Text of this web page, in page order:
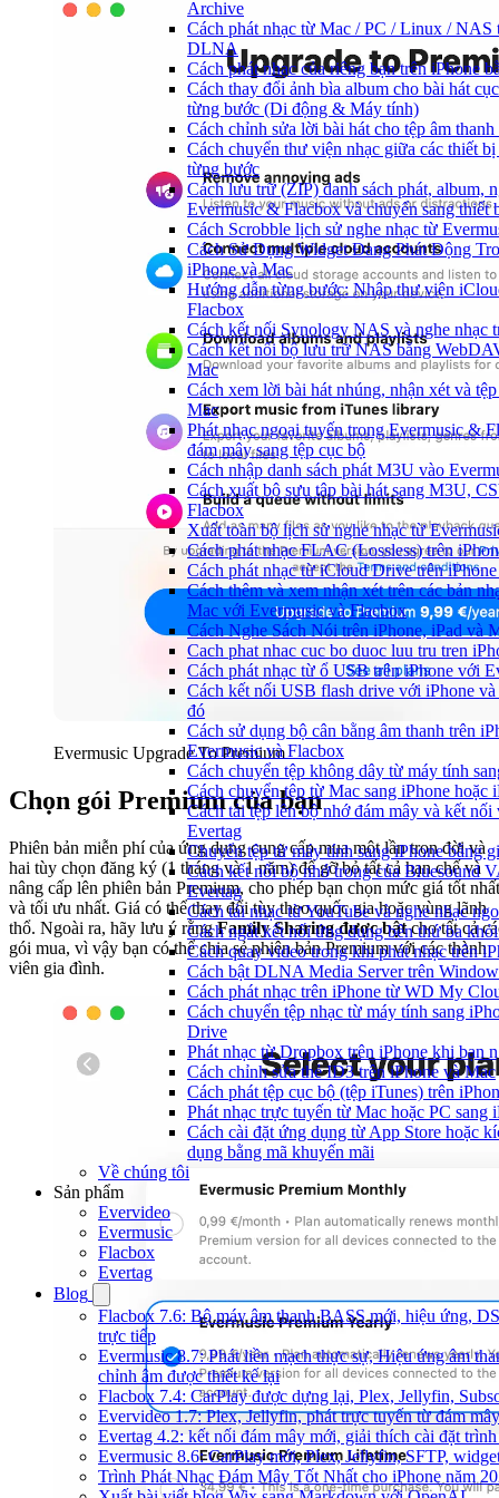
Archive
Cách phát nhạc từ Mac / PC / Linux / NAS
DLNA
Cách phát nhạc của riêng bạn trên iPhone
Cách thay đổi ảnh bìa album cho bài hát
từng bước (Di động & Máy tính)
Cách chỉnh sửa lời bài hát cho tệp âm
Cách chuyển thư viện nhạc giữa các thiết
từng bước
Cách lưu trữ (ZIP) danh sách phát, album,
Evermusic & Flacbox và chuyển sang thiết
Cách Scrobble lịch sử nghe nhạc từ
Cách Sử Dụng Widget Đang Phát Động
iPhone và Mac
Hướng dẫn từng bước: Nhập thư viện
Flacbox
Cách kết nối Synology NAS và nghe nhạc
Cách kết nối bộ lưu trữ NAS bằng
Mac
Cách xem lời bài hát nhúng, nhận xét và
Mac
Phát nhạc ngoại tuyến trong Evermusic &
đám mây sang tệp cục bộ
Cách nhập danh sách phát M3U vào
Cách xuất bộ sưu tập bài hát sang M3U,
Flacbox
Xuất toàn bộ lịch sử nghe nhạc từ
Cách phát nhạc FLAC (Lossless) trên
Cách phát nhạc từ iCloud Drive trên
Cách thêm và xem nhận xét trên các bản
Mac với Evermusic và Flacbox
Cách Nghe Sách Nói trên iPhone, iPad và
Cach phat nhac cuc bo duoc luu tru tren
Cách phát nhạc từ ổ USB trên iPhone với
Cách kết nối USB flash drive với iPhone
đó
Cách sử dụng bộ cân bằng âm thanh trên
Evermusic và Flacbox
Cách chuyển tệp không dây từ máy tính
Cách chuyển tệp từ Mac sang iPhone hoặc
Cách tải tệp lên bộ nhớ đám mây và kết
Evertag
Chuyển tệp từ máy tính sang iPhone bằng
Cách kết nối bộ nhớ trong của Bluesound
Evertag
Cách tải nhạc từ YouTube và nghe nhạc
Cách ngắt kết nối ứng dụng bên thứ ba
Cách quay video trong khi phát nhạc trên
Cách bật DLNA Media Server trên
Cách phát nhạc trên iPhone từ WD My
Cách chuyển tệp nhạc từ máy tính sang
Drive
Phát nhạc từ Dropbox trên iPhone khi bạn
Cách chỉnh sửa thẻ ID3 trên iPhone và Mac
Cách phát tệp cục bộ (tệp iTunes) trên
Phát nhạc trực tuyến từ Mac hoặc PC sang
Cách cài đặt ứng dụng từ App Store hoặc
dụng bằng mã khuyến mãi
Về chúng tôi
Sản phẩm
Evervideo
Evermusic
Flacbox
Evertag
Blog
Flacbox 7.6: Bộ máy âm thanh BASS mới, hiệu ứng,
trực tiếp
Evermusic 8.7: Phát liền mạch thực sự, Hiệu ứng âm
chỉnh âm được thiết kế lại
Flacbox 7.4: CarPlay được dựng lại, Plex, Jellyfin,
Evervideo 1.7: Plex, Jellyfin, phát trực tuyến từ đám
Evertag 4.2: kết nối đám mây mới, giải thích cài đặt
Evermusic 8.6: CarPlay mới, Plex, Jellyfin, SFTP,
Trình Phát Nhạc Đám Mây Tốt Nhất cho iPhone năm
Evermusic Upgrade To Premium
Chọn gói Premium của bạn
Phiên bản miễn phí của ứng dụng cung cấp mua một lần trọn đời và
hai tùy chọn đăng ký (1 tháng và 1 năm) để gỡ bỏ tất cả hạn chế và
nâng cấp lên phiên bản Premium, cho phép bạn chọn mức giá tốt nhất
và tối ưu nhất. Giá có thể thay đổi tùy theo quốc gia hoặc vùng lãnh
thổ. Ngoài ra, hãy lưu ý rằngFamily Sharing được bậtcho tất cả
gói mua, vì vậy bạn có thể chia sẻ phiên bản Premium với các thành
viên gia đình.